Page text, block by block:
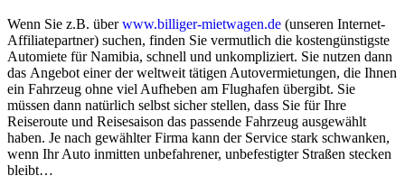
Wenn Sie z.B. überwww.billiger-mietwagen.de (unseren Internet-
Affiliatepartner) suchen, finden Sie vermutlich die kostengünstigste
Automiete für Namibia, schnell und unkompliziert. Sie nutzen dann
das Angebot einer der weltweit tätigen Autovermietungen, die Ihnen
ein Fahrzeug ohne viel Aufheben am Flughafen übergibt. Sie
müssen dann natürlich selbst sicher stellen, dass Sie für Ihre
Reiseroute und Reisesaison das passende Fahrzeug ausgewählt
haben. Je nach gewählter Firma kann der Service stark schwanken,
wenn Ihr Auto inmitten unbefahrener, unbefestigter Straßen stecken
bleibt…